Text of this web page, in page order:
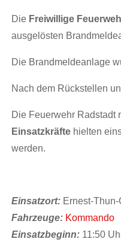
Die Freiwillige
ausgelösten
Die Brandmeldeanlage
Nach dem Rückstellen
Die Feuerwehr Radstadt
Einsatzkräfte hielten
werden.
Einsatzort: Ernest-
Fahrzeuge: Kommando
Einsatzbeginn: 11:50